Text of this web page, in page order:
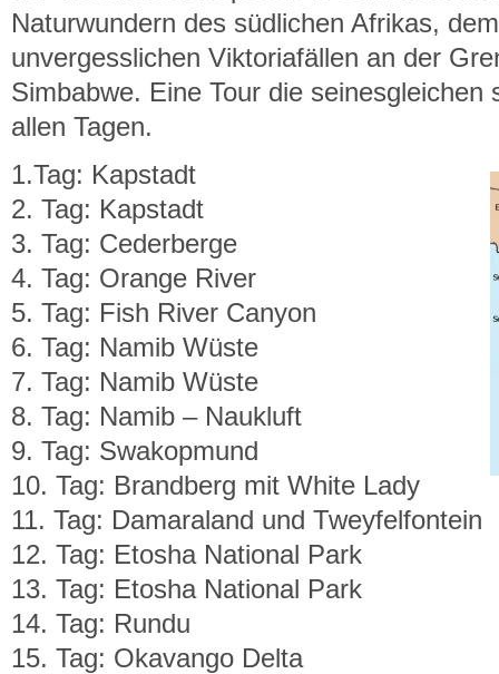
Naturwundern des südlichen Afrikas,
unvergesslichen Viktoriafällen an der
Simbabwe. Eine Tour die
allen Tagen.
1.Tag: Kapstadt
2. Tag: Kapstadt
3. Tag: Cederberge
4. Tag: Orange River
5. Tag: Fish River Canyon
6. Tag: Namib Wüste
7. Tag: Namib Wüste
8. Tag: Namib – Naukluft
9. Tag: Swakopmund
10. Tag: Brandberg mit White Lady
11. Tag: Damaraland und Tweyfelfontein
12. Tag: Etosha National Park
13. Tag: Etosha National Park
14. Tag: Rundu
15. Tag: Okavango Delta